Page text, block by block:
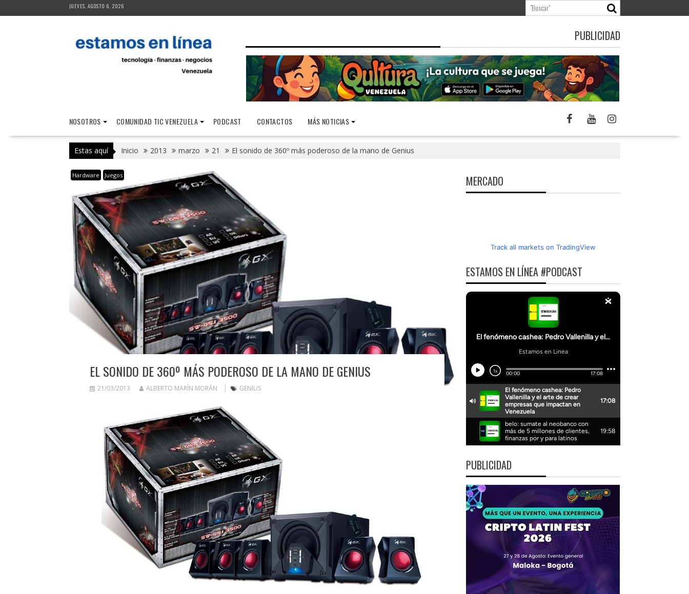
al
JUEVES, AGOSTO 6, 2026
PUBLICIDAD
NOSOTROS COMUNIDAD TIC VENEZUELA PODCAST CONTACTOS MÁS NOTICIAS
Estas aquí Inicio 2013 marzo 21 El sonido de 360º más poderoso de la mano de Genius
Hardware Juegos
EL SONIDO DE 360º MÁS PODEROSO DE LA MANO DE GENIUS
21/03/2013 ALBERTO MARÍN MORÁN GENIUS
MERCADO
Track all markets on TradingView
ESTAMOS EN LÍNEA #PODCAST
PUBLICIDAD